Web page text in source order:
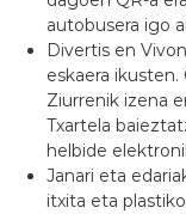
autobusera igo
Divertis en
eskaera ikusten.
Ziurrenik izena
Txartela
helbide
Janari eta
itxita eta